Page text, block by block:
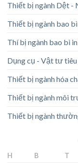
Thiết bị ngành Dệt -
Thiết bị ngành bao
Thí bị ngành bao bì
Dụng cụ - Vật tư tiêu
Thiết bị ngành hóa
Thiết bị ngành môi
Thiết bị ngành
H B T